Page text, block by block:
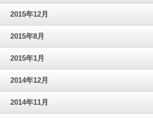
2015年12月
2015年8月
2015年1月
2014年12月
2014年11月